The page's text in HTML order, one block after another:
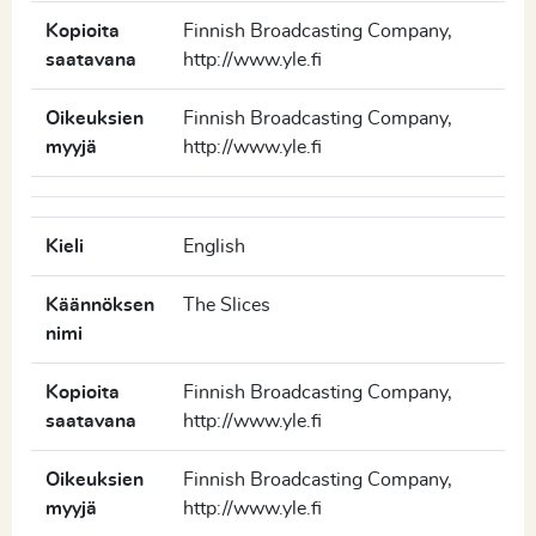
Kopioita
saatavana
Finnish Broadcasting Company,
http://www.yle.fi
Oikeuksien
myyjä
Finnish Broadcasting Company,
http://www.yle.fi
Kieli English
Käännöksen
nimi
The Slices
Kopioita
saatavana
Finnish Broadcasting Company,
http://www.yle.fi
Oikeuksien
myyjä
Finnish Broadcasting Company,
http://www.yle.fi